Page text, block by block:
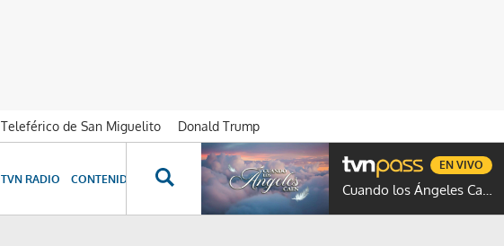
Teleférico de San Miguelito
Donald Trump
TVN RADIO CONTENIDOS ESPECIALES NOVELAS PROGRAMAS GENTE TVN
Cuando los Ángeles Caen
EN VIVO